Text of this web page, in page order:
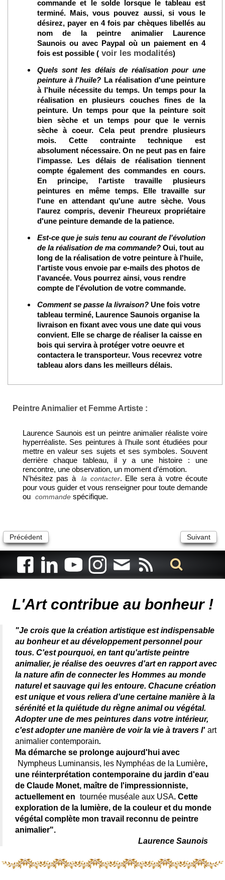
commande et le solde lorsque le tableau est
terminé. Mais, vous pouvez aussi, si vous le
désirez, payer en 4 fois par chèques libellés au
nom de la peintre animalier Laurence
Saunois ou avec Paypal où un paiement en 4
fois est possible ( voir les modalités)
Quels sont les délais de réalisation pour une
peinture à l'huile? La réalisation d'une peinture
à l'huile nécessite du temps. Un temps pour la
réalisation en plusieurs couches fines de la
peinture. Un temps pour que la peinture soit
bien sèche et un temps pour que le vernis
sèche à coeur. Cela peut prendre plusieurs
mois. Cette contrainte technique est
absolument nécessaire. On ne peut pas en faire
l'impasse. Les délais de réalisation tiennent
compte également des commandes en cours.
En principe, l'artiste travaille plusieurs
peintures en même temps. Elle travaille sur
l'une en attendant qu'une autre sèche. Vous
l'aurez compris, devenir l'heureux propriétaire
d'une peinture demande de la patience.
Est-ce que je suis tenu au courant de l'évolution
de la réalisation de ma commande? Oui, tout au
long de la réalisation de votre peinture à l'huile,
l'artiste vous envoie par e-mails des photos de
l'avancée. Vous pourrez ainsi, vous rendre
compte de l'évolution de votre commande.
Comment se passe la livraison? Une fois votre
tableau terminé, Laurence Saunois organise la
livraison en fixant avec vous une date qui vous
convient. Elle se charge de réaliser la caisse en
bois qui servira à protéger votre oeuvre et
contactera le transporteur. Vous recevrez votre
tableau alors dans les meilleurs délais.
Peintre Animalier et Femme Artiste :
Laurence Saunois est un peintre animalier réaliste voire
hyperréaliste. Ses peintures à l’huile sont étudiées pour
mettre en valeur ses sujets et ses symboles. Souvent
derrière chaque tableau, il y a une histoire : une
rencontre, une observation, un moment d’émotion.
N’hésitez pas à
la contacter. Elle sera à votre écoute
pour vous guider et vous renseigner pour toute demande
ou commande spécifique.
Précédent Suivant
L'Art contribue au bonheur !
"Je crois que la création artistique est indispensable
au bonheur et au développement personnel pour
tous. C'est pourquoi, en tant qu'artiste peintre
animalier, je réalise des oeuvres d'art en rapport avec
la nature afin de connecter les Hommes au monde
naturel et sauvage qui les entoure. Chacune création
est unique et vous reliera d'une certaine manière à la
sérénité et la quiétude du règne animal ou végétal.
Adopter une de mes peintures dans votre intérieur,
c'est adopter une manière de voir la vie à travers l' art
animalier contemporain.
Ma démarche se prolonge aujourd'hui avec
Nympheus Luminansis, les Nymphéas de la Lumière,
une réinterprétation contemporaine du jardin d'eau
de Claude Monet, maître de l'impressionniste,
actuellement en tournée muséale aux USA. Cette
exploration de la lumière, de la couleur et du monde
végétal complète mon travail reconnu de peintre
animalier".
Laurence Saunois